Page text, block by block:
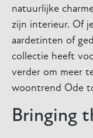
natuurlijke
zijn interieur. Of
aardetinten of
collectie heeft
verder om meer
woontrend Ode
Bringing